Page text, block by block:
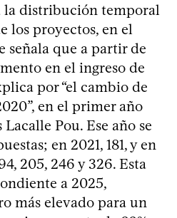
la distribución temporal
los proyectos, en el
señala que a partir de
en el ingreso de
por “el cambio de
en el primer año
Pou. Ese año se
en 2021, 181, y en
205, 246 y 326. Esta
a 2025,
más elevado para un